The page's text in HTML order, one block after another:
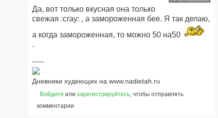
Да, вот только вкусная она только
свежая :cray: , а замороженная бее. Я так делаю,
а когда замороженная, то можно 50 на50
.
Дневники худеющих на www.nadietah.ru
Войдите или зарегистрируйтесь, чтобы отправлять
комментарии